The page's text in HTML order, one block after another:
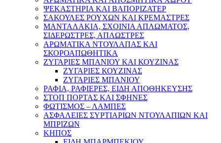
ΨΕΚΑΣΤΗΡΙΑ ΚΑΙ ΒΑΠΟΡΙΖΑΤΕΡ
ΣΑΚΟΥΛΕΣ ΡΟΥΧΩΝ ΚΑΙ ΚΡΕΜΑΣΤΡΕΣ
ΜΑΝΤΑΛΑΚΙΑ, ΣΧΟΙΝΙΑ ΑΠΛΩΜΑΤΟΣ,
ΣΙΔΕΡΩΣΤΡΕΣ, ΑΠΛΩΣΤΡΕΣ
ΑΡΩΜΑΤΙΚΑ ΝΤΟΥΛΑΠΑΣ ΚΑΙ
ΣΚΟΡΟΑΠΩΘΗΤΙΚΑ
ΖΥΓΑΡΙΕΣ ΜΠΑΝΙΟΥ ΚΑΙ ΚΟΥΖΙΝΑΣ
ΖΥΓΑΡΙΕΣ ΚΟΥΖΙΝΑΣ
ΖΥΓΑΡΙΕΣ ΜΠΑΝΙΟΥ
ΡΑΦΙΑ, ΡΑΦΙΕΡΕΣ, ΕΙΔΗ ΑΠΟΘΗΚΕΥΣΗΣ
ΣΤΟΠ ΠΟΡΤΑΣ ΚΑΙ ΣΦΗΝΕΣ
ΦΩΤΙΣΜΟΣ – ΛΑΜΠΕΣ
ΑΣΦΑΛΕΙΕΣ ΣΥΡΤΙΑΡΙΩΝ ΝΤΟΥΛΑΠΙΩΝ ΚΑΙ
ΜΠΡΙΖΩΝ
ΚΗΠΟΣ